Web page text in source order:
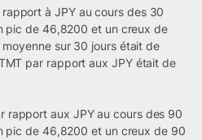
à JPY au cours des 30
pic de 46,8200 et un creux de
sur 30 jours était de
par rapport aux JPY était de
rapport aux JPY au cours des 90
pic de 46,8200 et un creux de 90